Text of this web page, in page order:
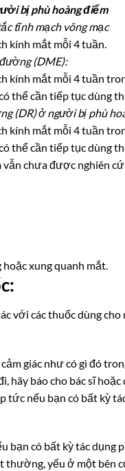
bị phù hoàng điểm
tĩnh mạch võng mạc
kính mắt mỗi 4 tuần.
(DME):
kính mắt mỗi 4 tuần
thể cần tiếp tục dùng
(DR) ở người bị phù
kính mắt mỗi 4 tuần
thể cần tiếp tục dùng
vẫn chưa được nghiên
xung quanh mắt.
với các thuốc dùng cho
giác như có gì đó
hãy báo cho bác sĩ
tức nếu bạn có bất kỳ
bạn có bất kỳ tác dụng
thường, yếu ở một bên